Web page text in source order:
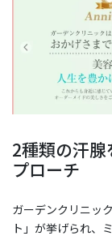
2種類の汗
プローチ
ガーデンクリニッ
ト」が挙げられ、